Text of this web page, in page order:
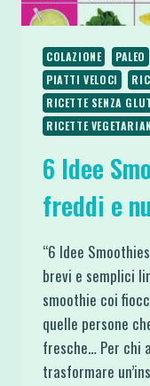
COLAZIONE PALEO
PIATTI VELOCI
RICETTE SENZA
RICETTE
6 Idee
freddi e
“6 Idee
brevi e semplici
smoothie coi
quelle persone
fresche… Per chi
trasformare